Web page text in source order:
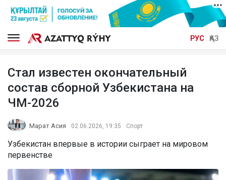
РУС ҚАЗ
Стал известен окончательный
состав сборной Узбекистана на
ЧМ-2026
Марат Асия 02.06.2026, 19:35 Спорт
Узбекистан впервые в истории сыграет на мировом
первенстве